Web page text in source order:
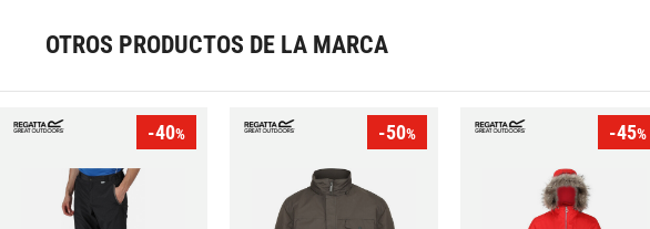
OTROS PRODUCTOS DE LA MARCA
-40% -50% -45%